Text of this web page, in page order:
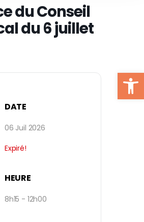
Ouvrir
du Conseil
du 6 juillet
DATE
06 Juil 2026
Expiré!
HEURE
8h15 - 12h00